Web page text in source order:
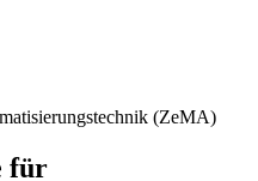
(ZeMA)
für